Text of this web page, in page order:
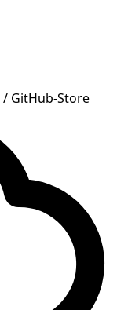
/ GitHub-Store